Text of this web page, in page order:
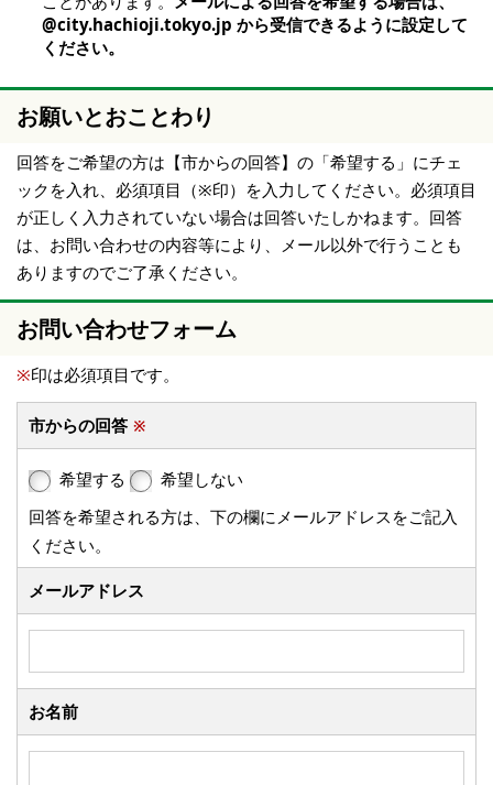
@city.hachioji.tokyo.jp から受信できるように設定して
ください。
お願いとおことわり
回答をご希望の方は【市からの回答】の「希望する」にチェ
ックを入れ、必須項目（※印）を入力してください。必須項目
が正しく入力されていない場合は回答いたしかねます。回答
は、お問い合わせの内容等により、メール以外で行うことも
ありますのでご了承ください。
お問い合わせフォーム
※印は必須項目です。
市からの回答 ※
希望する
希望しない
回答を希望される方は、下の欄にメールアドレスをご記入
ください。
メールアドレス
お名前